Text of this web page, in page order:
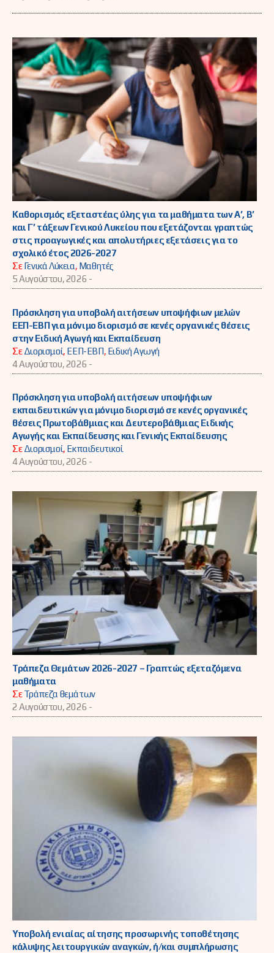
Καθορισμός εξεταστέας ύλης για τα μαθήματα των Α’, Β’
και Γ’ τάξεων Γενικού Λυκείου που εξετάζονται γραπτώς
στις προαγωγικές και απολυτήριες εξετάσεις για το
σχολικό έτος 2026-2027
ΣεΓενικά Λύκεια, Μαθητές
5 Αυγούστου, 2026 -
Πρόσκληση για υποβολή αιτήσεων υποψήφιων μελών
ΕΕΠ-ΕΒΠ για μόνιμο διορισμό σε κενές οργανικές θέσεις
στην Ειδική Αγωγή και Εκπαίδευση
ΣεΔιορισμοί, ΕΕΠ-ΕΒΠ, Ειδική Αγωγή
4 Αυγούστου, 2026 -
Πρόσκληση για υποβολή αιτήσεων υποψήφιων
εκπαιδευτικών για μόνιμο διορισμό σε κενές οργανικές
θέσεις Πρωτοβάθμιας και Δευτεροβάθμιας Ειδικής
Αγωγής και Εκπαίδευσης και Γενικής Εκπαίδευσης
ΣεΔιορισμοί, Εκπαιδευτικοί
4 Αυγούστου, 2026 -
Τράπεζα Θεμάτων 2026-2027 – Γραπτώς εξεταζόμενα
μαθήματα
ΣεΤράπεζα θεμάτων
2 Αυγούστου, 2026 -
Υποβολή ενιαίας αίτησης προσωρινής τοποθέτησης
κάλυψης λειτουργικών αναγκών, ή/και συμπλήρωσης